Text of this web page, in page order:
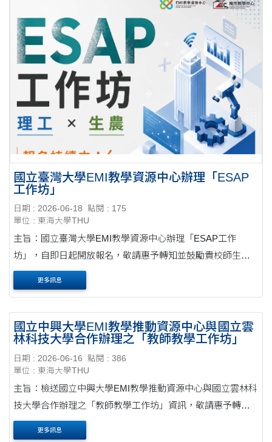
國立臺灣大學EMI教學資源中心辦理「ESAP
工作坊」
日期 : 2026-06-18
點閱 : 175
單位 : 東海大學THU
主旨：國立臺灣大學EMI教學資源中心辦理「ESAP工作
坊」，自即日起開放報名，敬請惠予轉知並鼓勵貴校師生踴
躍報名參加，請查照。公文 說明： 一、旨揭「ESAP工作
坊」由本校EMI教學資源中心與寫作教學中心合作辦理，希....
更多訊息
國立中興大學EMI教學推動資源中心與國立雲
林科技大學合作辦理之「教師教學工作坊」
日期 : 2026-06-16
點閱 : 386
單位 : 東海大學THU
主旨：檢送國立中興大學EMI教學推動資源中心與國立雲林科
技大學合作辦理之「教師教學工作坊」資訊，敬請惠予轉知
並鼓勵貴校教師踴躍報名參加，請查照。公文 說明： 一、為
協助各大專院校提升EMI課程之教師教學知能....
更多訊息